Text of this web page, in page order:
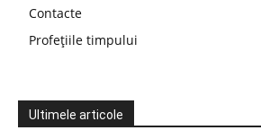
Contacte
Profețiile timpului
Ultimele articole